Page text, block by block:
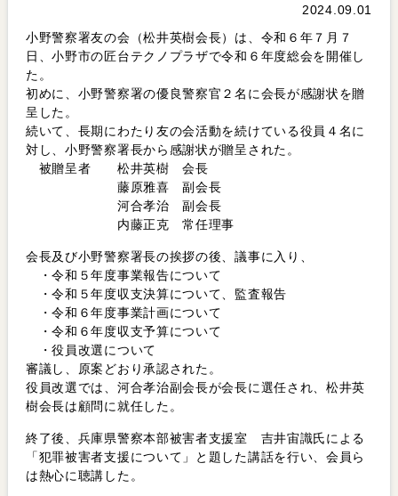
2024.09.01
小野警察署友の会（松井英樹会長）は、令和６年７月７
日、小野市の匠台テクノプラザで令和６年度総会を開催し
た。
初めに、小野警察署の優良警察官２名に会長が感謝状を贈
呈した。
続いて、長期にわたり友の会活動を続けている役員４名に
対し、小野警察署長から感謝状が贈呈された。
被贈呈者 松井英樹 会長
藤原雅喜 副会長
河合孝治 副会長
内藤正克 常任理事
会長及び小野警察署長の挨拶の後、議事に入り、
・令和５年度事業報告について
・令和５年度収支決算について、監査報告
・令和６年度事業計画について
・令和６年度収支予算について
・役員改選について
審議し、原案どおり承認された。
役員改選では、河合孝治副会長が会長に選任され、松井英
樹会長は顧問に就任した。
終了後、兵庫県警察本部被害者支援室 吉井宙識氏による
「犯罪被害者支援について」と題した講話を行い、会員ら
は熱心に聴講した。